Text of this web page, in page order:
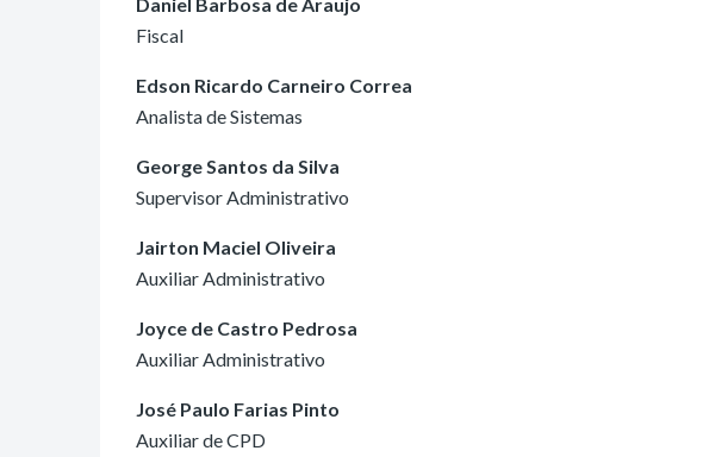
Fiscal
Edson Ricardo Carneiro Correa
Analista de Sistemas
George Santos da Silva
Supervisor Administrativo
Jairton Maciel Oliveira
Auxiliar Administrativo
Joyce de Castro Pedrosa
Auxiliar Administrativo
José Paulo Farias Pinto
Auxiliar de CPD